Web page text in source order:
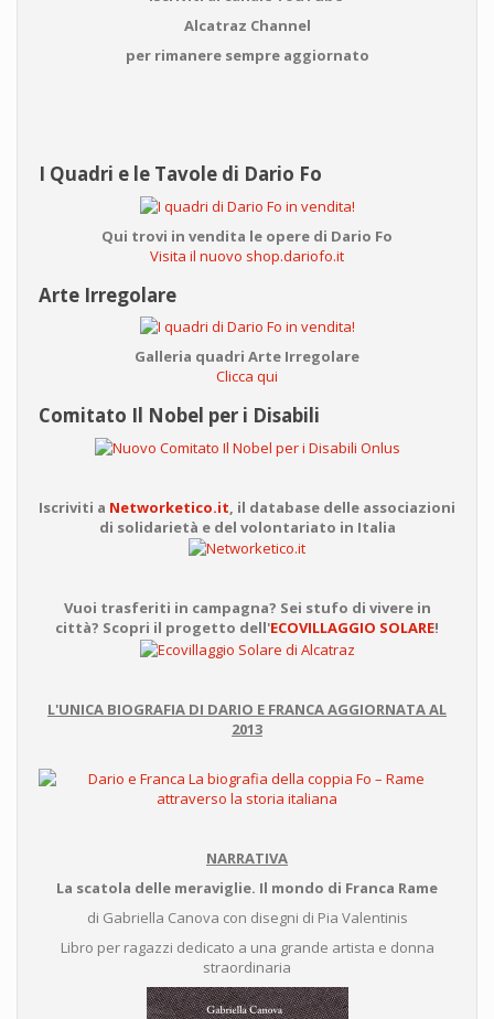
Alcatraz Channel
per rimanere sempre aggiornato
I Quadri e le Tavole di Dario Fo
Qui trovi in vendita le opere di Dario Fo
Visita il nuovo shop.dariofo.it
Arte Irregolare
Galleria quadri Arte Irregolare
Clicca qui
Comitato Il Nobel per i Disabili
Iscriviti a Networketico.it , il database delle associazioni
di solidarietà e del volontariato in Italia
Vuoi trasferiti in campagna? Sei stufo di vivere in
città? Scopri il progetto dell'ECOVILLAGGIO SOLARE!
L'UNICA BIOGRAFIA DI DARIO E FRANCA AGGIORNATA AL
2013
NARRATIVA
La scatola delle meraviglie. Il mondo di Franca Rame
di Gabriella Canova con disegni di Pia Valentinis
Libro per ragazzi dedicato a una grande artista e donna
straordinaria